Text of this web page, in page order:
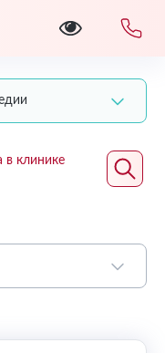
в клинике